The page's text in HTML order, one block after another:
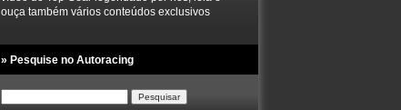
ouça também vários conteúdos exclusivos
» Pesquise no Autoracing
por: